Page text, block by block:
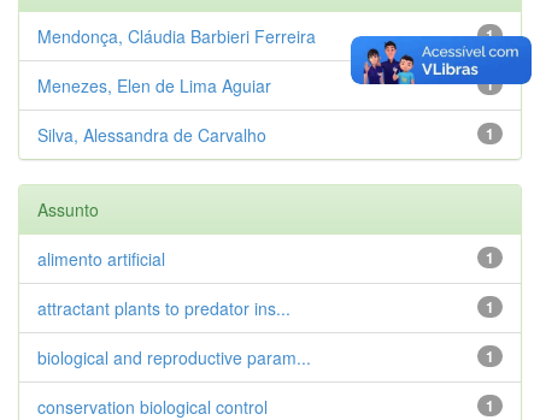
1
Mendonça, Cláudia Barbieri Ferreira
1
Menezes, Elen de Lima Aguiar
1
Silva, Alessandra de Carvalho
Assunto
1
alimento artificial
1
attractant plants to predator ins...
1
biological and reproductive param...
1
conservation biological control